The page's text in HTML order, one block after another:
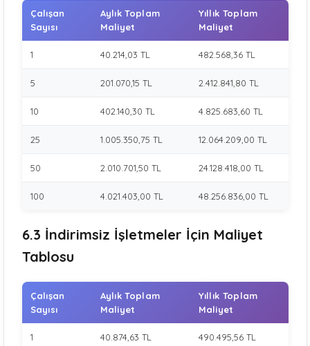
Çalışan
Sayısı
Aylık Toplam
Maliyet
Yıllık Toplam
Maliyet
1 40.214,03 TL 482.568,36 TL
5 201.070,15 TL 2.412.841,80 TL
10 402.140,30 TL 4.825.683,60 TL
25 1.005.350,75 TL 12.064.209,00 TL
50 2.010.701,50 TL 24.128.418,00 TL
100 4.021.403,00 TL 48.256.836,00 TL
6.3 İndirimsiz İşletmeler İçin Maliyet
Tablosu
Çalışan
Sayısı
Aylık Toplam
Maliyet
Yıllık Toplam
Maliyet
1 40.874,63 TL 490.495,56 TL